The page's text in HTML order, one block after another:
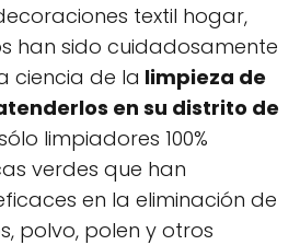
textil hogar,
han sido cuidadosamente
ciencia de la limpieza de
en su distrito de
limpiadores 100%
verdes que han
en la eliminación de
polvo, polen y otros